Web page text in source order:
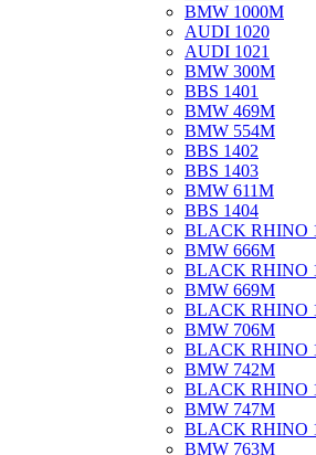
BMW 1000M
AUDI 1020
AUDI 1021
BMW 300M
BBS 1401
BMW 469M
BMW 554M
BBS 1402
BBS 1403
BMW 611M
BBS 1404
BLACK RHINO
BMW 666M
BLACK RHINO
BMW 669M
BLACK RHINO
BMW 706M
BLACK RHINO
BMW 742M
BLACK RHINO
BMW 747M
BLACK RHINO
BMW 763M